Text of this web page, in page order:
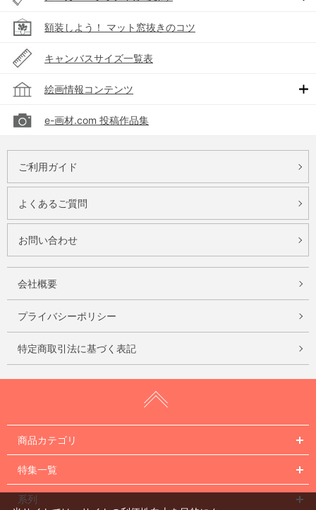
額装しよう！ マット窓抜きのコツ
キャンバスサイズ一覧表
絵画情報コンテンツ
e-画材.com 投稿作品集
ご利用ガイド
よくあるご質問
お問い合わせ
会社概要
プライバシーポリシー
特定商取引法に基づく表記
商品カテゴリ
特集一覧
系列